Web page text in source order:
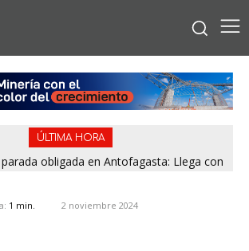
ÚLTIMA HORA
obligada en Antofagasta: Llega con
1 min. 2 noviembre 2024